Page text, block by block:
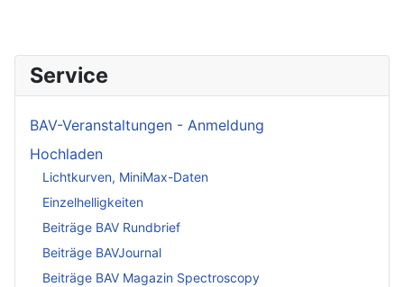
Service
BAV-Veranstaltungen - Anmeldung
Hochladen
Lichtkurven, MiniMax-Daten
Einzelhelligkeiten
Beiträge BAV Rundbrief
Beiträge BAVJournal
Beiträge BAV Magazin Spectroscopy